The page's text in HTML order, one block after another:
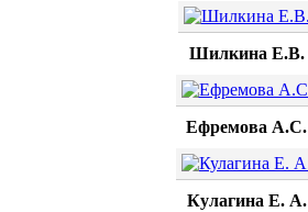
Шилкина Е.В.
Ефремова А.С.
Кулагина Е. А.